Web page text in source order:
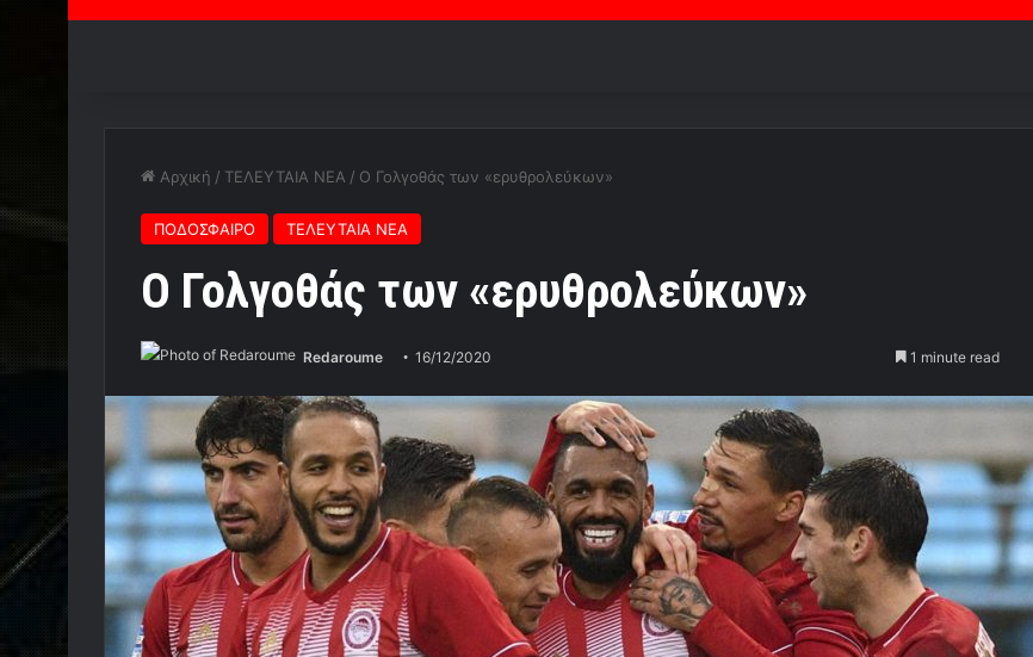
Αρχική / ΤΕΛΕΥΤΑΙΑ ΝΕΑ / Ο Γολγοθάς των «ερυθρολεύκων»
ΠΟΔΟΣΦΑΙΡΟ ΤΕΛΕΥΤΑΙΑ ΝΕΑ
Ο Γολγοθάς των «ερυθρολεύκων»
Redaroume 16/12/2020 1 minute read